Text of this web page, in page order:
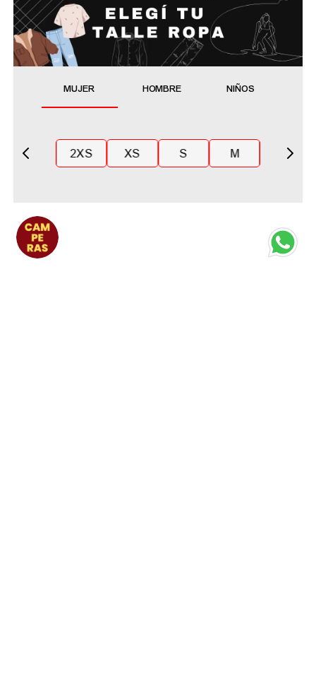
MUJER HOMBRE NIÑOS
2XS XS S M